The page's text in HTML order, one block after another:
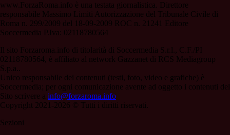
www.ForzaRoma.info è una testata giornalistica. Direttore
responsabile Massimo Limiti Autorizzazione del Tribunale Civile di
Roma n. 299/2009 del 18-09-2009 ROC n. 21241 Editore
Soccermedia P.Iva: 02118780564
Il sito Forzaroma.info di titolarità di Soccermedia S.r.l., C.F./PI
02118780564, è affiliato al network Gazzanet di RCS Mediagroup
S.p.a..
Unico responsabile dei contenuti (testi, foto, video e grafiche) è
Soccermedia; per ogni comunicazione avente ad oggetto i contenuti del
Sito scrivere a info@forzaroma.info
Copyright 2021-2026 © Tutti i diritti riservati.
Sezioni